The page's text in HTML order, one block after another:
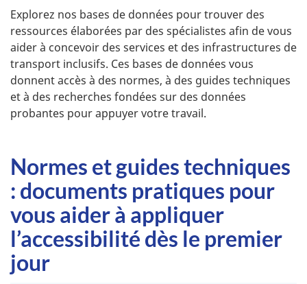
Explorez nos bases de données pour trouver des
ressources élaborées par des spécialistes afin de vous
aider à concevoir des services et des infrastructures de
transport inclusifs. Ces bases de données vous
donnent accès à des normes, à des guides techniques
et à des recherches fondées sur des données
probantes pour appuyer votre travail.
Normes et guides techniques
: documents pratiques pour
vous aider à appliquer
l’accessibilité dès le premier
jour